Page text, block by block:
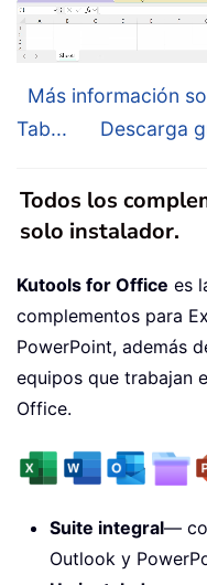
Más información
Tab...
Descarga
Todos los
solo instalador.
Kutools for Office es
complementos para
PowerPoint, además
equipos que trabajan
Office.
Suite integral—
Outlook y